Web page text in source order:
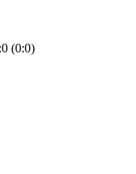
(0:0)